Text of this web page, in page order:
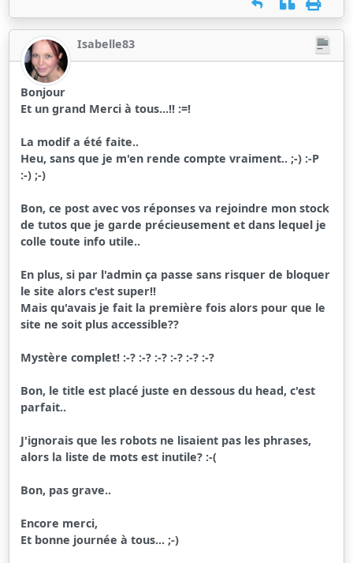
Isabelle83
Bonjour
Et un grand Merci à tous...!! :=!
La modif a été faite..
Heu, sans que je m'en rende compte vraiment.. ;-) :-P
:-) ;-)
Bon, ce post avec vos réponses va rejoindre mon stock
de tutos que je garde précieusement et dans lequel je
colle toute info utile..
En plus, si par l'admin ça passe sans risquer de bloquer
le site alors c'est super!!
Mais qu'avais je fait la première fois alors pour que le
site ne soit plus accessible??
Mystère complet! :-? :-? :-? :-? :-? :-?
Bon, le title est placé juste en dessous du head, c'est
parfait..
J'ignorais que les robots ne lisaient pas les phrases,
alors la liste de mots est inutile? :-(
Bon, pas grave..
Encore merci,
Et bonne journée à tous... ;-)